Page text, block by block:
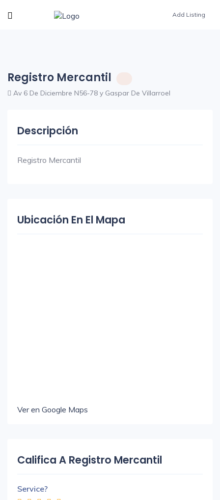
Add Listing
Registro Mercantil
Av 6 De Diciembre N56-78 y Gaspar De Villarroel
Descripción
Registro Mercantil
Ubicación En El Mapa
Ver en Google Maps
Califica A Registro Mercantil
Service?